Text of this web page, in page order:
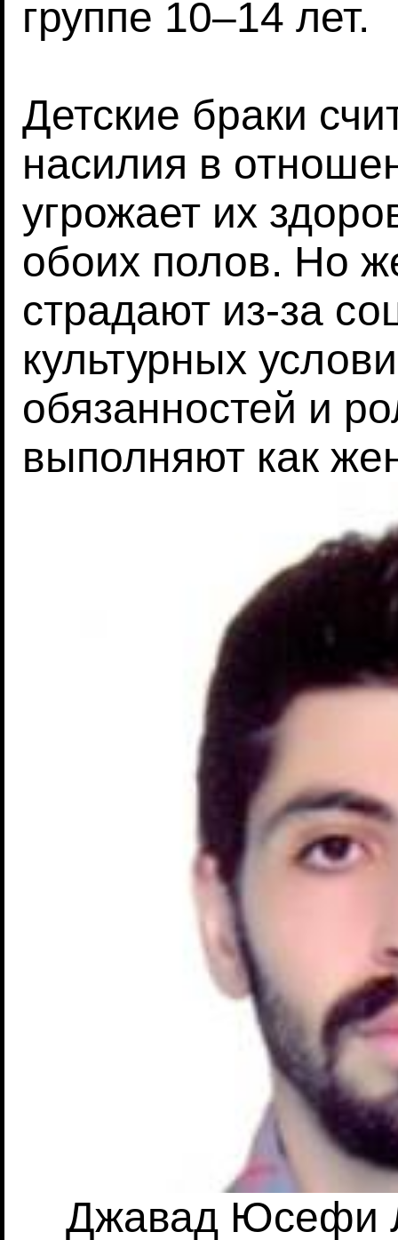
группе 10–14 лет.
Детские браки
насилия в
угрожает их
обоих полов. Но
страдают из-за
культурных
обязанностей и
выполняют как
Джавад Юсефи